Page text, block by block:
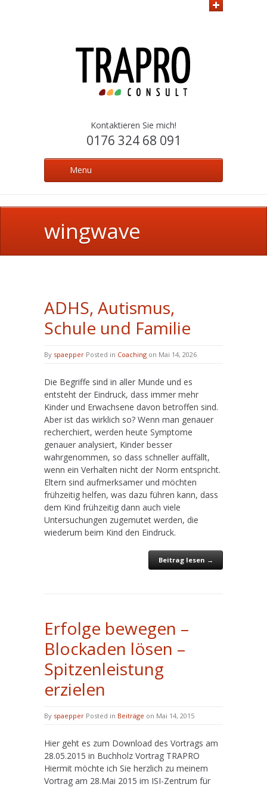
Kontaktieren Sie mich!
0176 324 68 091
Menu
wingwave
ADHS, Autismus,
Schule und Familie
By spaepper Posted in Coaching on Mai 14, 2026
Die Begriffe sind in aller Munde und es
entsteht der Eindruck, dass immer mehr
Kinder und Erwachsene davon betroffen sind.
Aber ist das wirklich so? Wenn man genauer
recherchiert, werden heute Symptome
genauer analysiert, Kinder besser
wahrgenommen, so dass schneller auffällt,
wenn ein Verhalten nicht der Norm entspricht.
Eltern sind aufmerksamer und möchten
frühzeitig helfen, was dazu führen kann, dass
dem Kind frühzeitig dann auch viele
Untersuchungen zugemutet werden, die
wiederum beim Kind den Eindruck.
Beitrag lesen →
Erfolge bewegen –
Blockaden lösen –
Spitzenleistung
erzielen
By spaepper Posted in Beiträge on Mai 14, 2015
Hier geht es zum Download des Vortrags am
28.05.2015 in Buchholz Vortrag TRAPRO
Hiermit möchte ich Sie herzlich zu meinem
Vortrag am 28.Mai 2015 im ISI-Zentrum für